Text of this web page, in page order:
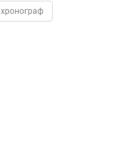
хронограф